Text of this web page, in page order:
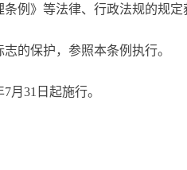
例》等法律、行政法规的规定
的保护，参照本条例执行。
月31日起施行。